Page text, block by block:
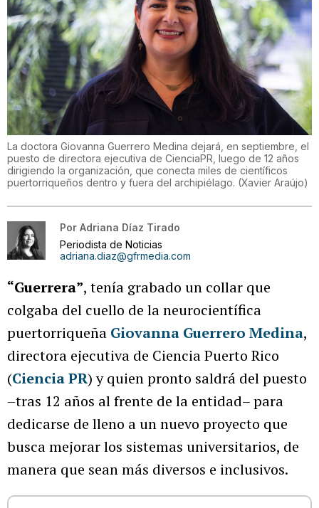
La doctora Giovanna Guerrero Medina dejará, en septiembre, el
puesto de directora ejecutiva de CienciaPR, luego de 12 años
dirigiendo la organización, que conecta miles de científicos
puertorriqueños dentro y fuera del archipiélago. (Xavier Araújo)
Por Adriana Díaz Tirado
Periodista de Noticias
adriana.diaz@gfrmedia.com
“Guerrera”, tenía grabado un collar que
colgaba del cuello de la neurocientífica
puertorriqueña Giovanna Guerrero Medina,
directora ejecutiva de Ciencia Puerto Rico
(Ciencia PR) y quien pronto saldrá del puesto
–tras 12 años al frente de la entidad– para
dedicarse de lleno a un nuevo proyecto que
busca mejorar los sistemas universitarios, de
manera que sean más diversos e inclusivos.